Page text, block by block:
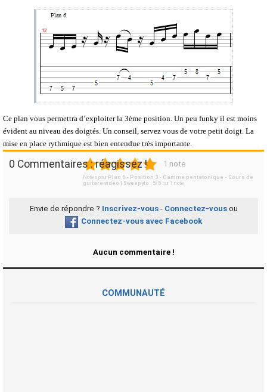
Ce plan vous permettra d’exploiter la 3ème position. Un peu funky il est moins
évident au niveau des doigtés. Un conseil, servez vous de votre petit doigt. La
mise en place rythmique est bien entendue très importante.
0 Commentaires : réagissez !
1 2 3 4 5 1 note
Notes pour Plan 6 - Position 3 - Gamme pentatonique - Cours de
guitare vidéo | Sweepyto
5/ 5 sur note
Envie de répondre ? Inscrivez-vous- Connectez-vousou
Connectez-vous avec Facebook
Aucun commentaire !
COMMUNAUTÉ